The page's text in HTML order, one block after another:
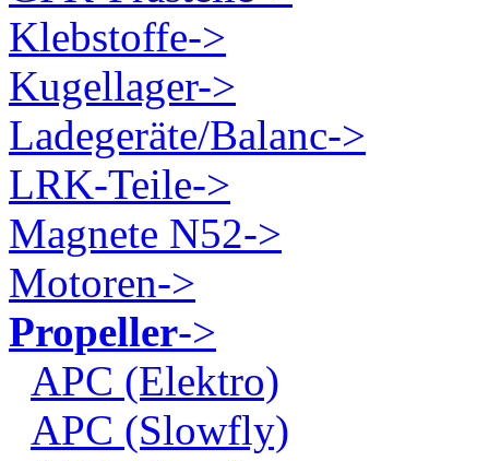
Klebstoffe->
Kugellager->
Ladegeräte/Balanc->
LRK-Teile->
Magnete N52->
Motoren->
Propeller->
APC (Elektro)
APC (Slowfly)